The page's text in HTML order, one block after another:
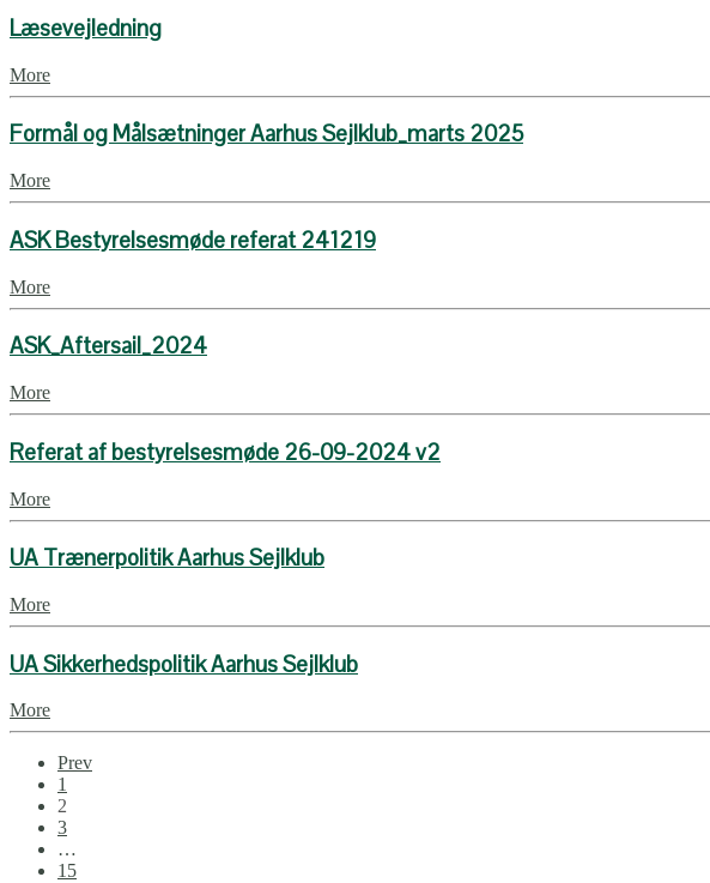
Læsevejledning
More
Formål og Målsætninger Aarhus Sejlklub_marts 2025
More
ASK Bestyrelsesmøde referat 241219
More
ASK_Aftersail_2024
More
Referat af bestyrelsesmøde 26-09-2024 v2
More
UA Trænerpolitik Aarhus Sejlklub
More
UA Sikkerhedspolitik Aarhus Sejlklub
More
Prev
1
2
3
…
15